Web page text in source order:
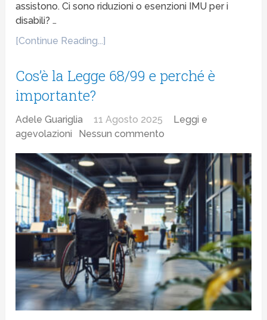
assistono. Ci sono riduzioni o esenzioni IMU per i
disabili? …
[Continue Reading...]
Cos’è la Legge 68/99 e perché è
importante?
Adele Guariglia 11 Agosto 2025
Leggi e
agevolazioni
Nessun commento